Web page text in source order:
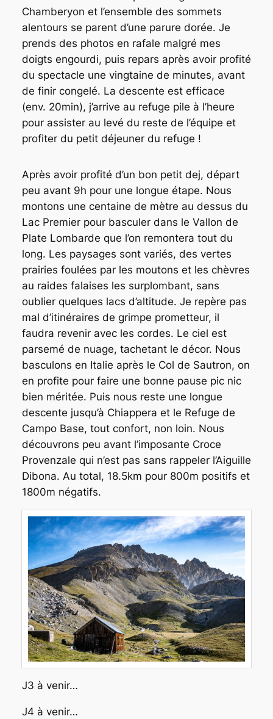
Chamberyon et l’ensemble des sommets
alentours se parent d’une parure dorée. Je
prends des photos en rafale malgré mes
doigts engourdi, puis repars après avoir profité
du spectacle une vingtaine de minutes, avant
de finir congelé. La descente est efficace
(env. 20min), j’arrive au refuge pile à l’heure
pour assister au levé du reste de l’équipe et
profiter du petit déjeuner du refuge !
Après avoir profité d’un bon petit dej, départ
peu avant 9h pour une longue étape. Nous
montons une centaine de mètre au dessus du
Lac Premier pour basculer dans le Vallon de
Plate Lombarde que l’on remontera tout du
long. Les paysages sont variés, des vertes
prairies foulées par les moutons et les chèvres
au raides falaises les surplombant, sans
oublier quelques lacs d’altitude. Je repère pas
mal d’itinéraires de grimpe prometteur, il
faudra revenir avec les cordes. Le ciel est
parsemé de nuage, tachetant le décor. Nous
basculons en Italie après le Col de Sautron, on
en profite pour faire une bonne pause pic nic
bien méritée. Puis nous reste une longue
descente jusqu’à Chiappera et le Refuge de
Campo Base, tout confort, non loin. Nous
découvrons peu avant l’imposante Croce
Provenzale qui n’est pas sans rappeler l’Aiguille
Dibona. Au total, 18.5km pour 800m positifs et
1800m négatifs.
J3 à venir…
J4 à venir…